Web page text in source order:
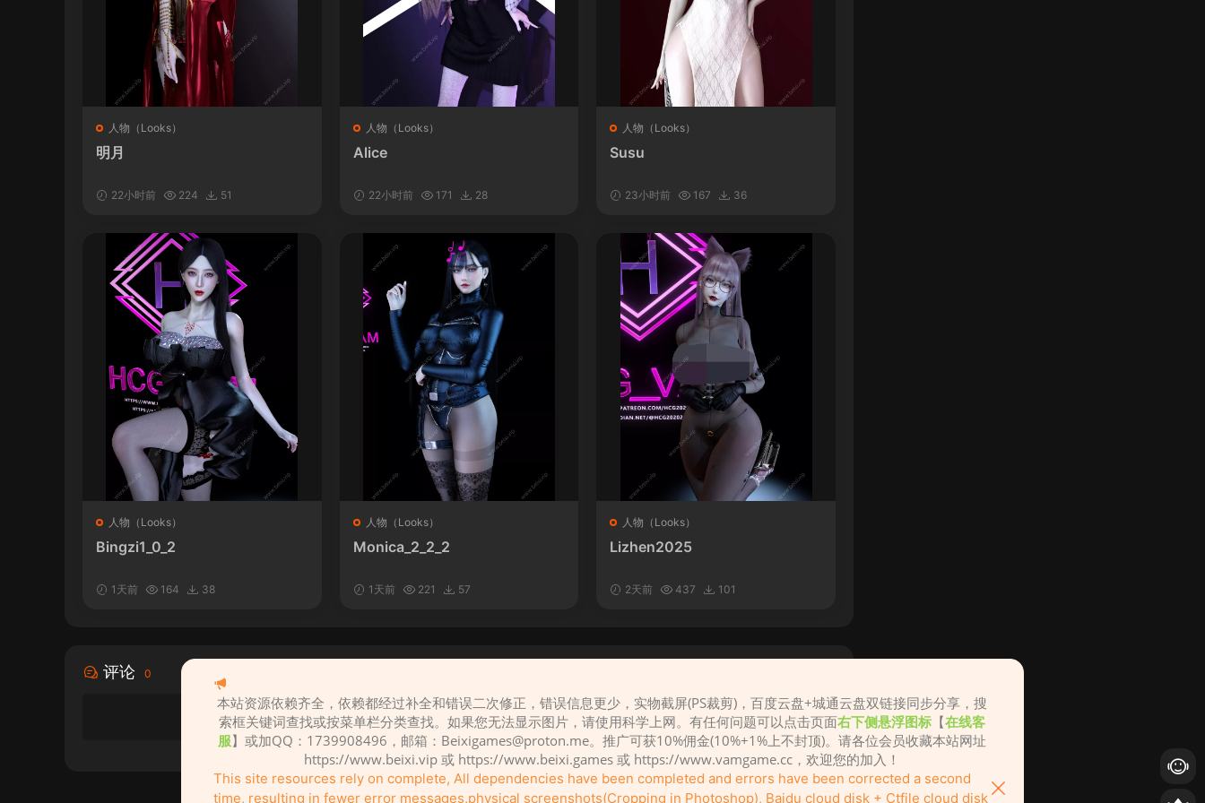
人物（Looks）
明月
22小时前 224 51
人物（Looks）
Alice
22小时前 171 28
人物（Looks）
Susu
23小时前 167 36
人物（Looks）
Bingzi1_0_2
1天前 164 38
人物（Looks）
Monica_2_2_2
1天前 221 57
人物（Looks）
Lizhen2025
2天前 437 101
评论 0
请先登录
本站资源依赖齐全，依赖都经过补全和错误二次修正，错误信息更少，实物截屏(PS裁剪)，百度云盘+城通云盘双链接同步分享，搜
索框关键词查找或按菜单栏分类查找。如果您无法显示图片，请使用科学上网。有任何问题可以点击页面右下侧悬浮图标 【在线客
服】或加QQ：1739908496，邮箱： Beixigames@proton.me。推广可获10%佣金(10%+1%上不封顶)。请各位会员收藏本站网址
https://www.beixi.vip 或 https://www.beixi.games 或 https://www.vamgame.cc，欢迎您的加入！
This site resources rely on complete, All dependencies have been completed and errors have been corrected a second
time, resulting in fewer error messages,physical screenshots(Cropping in Photoshop), Baidu cloud disk + Ctfile cloud disk